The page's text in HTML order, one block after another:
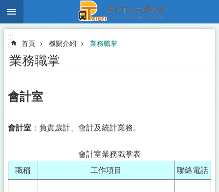
跳到主要內容區塊
:::
首頁 機關介紹 業務職掌
業務職掌
會計室
會計室 ：負責歲計、會計及統計業務。
會計室業務職掌表
職稱
工作項目 聯絡電話